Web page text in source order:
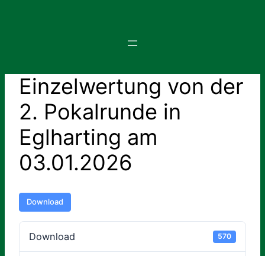
Einzelwertung von der
2. Pokalrunde in
Eglharting am
03.01.2026
Download
Download 570